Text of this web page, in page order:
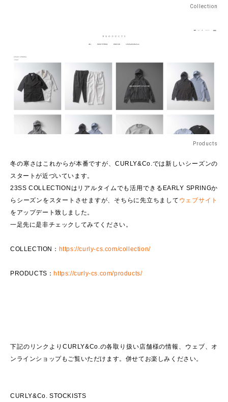
Collection
Products
冬の寒さはこれからが本番ですが、CURLY&Co.では新しいシーズンの
スタートが近づいています。
23SS COLLECTIONはリアルタイムでも活用できるEARLY SPRINGか
らシーズンをスタートさせますが、そちらに先立ちましてウェブサイト
をアップデート致しました。
一足先に是非チェックしてみてください。
COLLECTION： https://curly-cs.com/collection/
PRODUCTS：https://curly-cs.com/products/
下記のリンクよりCURLY&Co.の各取り扱い店舗様の情報、ウェブ、オ
ンラインショップもご覧いただけます。併せてお楽しみください。
CURLY&Co. STOCKISTS